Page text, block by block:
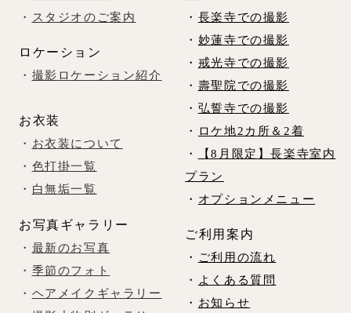
・ スタジオのご案内
ロケーション
・ 撮影ロケーション紹介
お衣装
・ お衣装について
・ 色打掛一覧
・ 白無垢一覧
お写真ギャラリー
・ 最新のお写真
・ 季節のフォト
・ ヘアメイクギャラリー
・ 長楽寺での撮影
・ 妙蓮寺での撮影
・ 戒光寺での撮影
・ 壽聖院での撮影
・ 弘誓寺での撮影
・
ロケ地2カ所＆2着
・
【8月限定】長楽寺室内
プラン
・ オプションメニュー
ご利用案内
・
ご利用の流れ
・
よくある質問
・ お知らせ